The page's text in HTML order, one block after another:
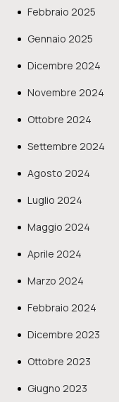
Febbraio 2025
Gennaio 2025
Dicembre 2024
Novembre 2024
Ottobre 2024
Settembre 2024
Agosto 2024
Luglio 2024
Maggio 2024
Aprile 2024
Marzo 2024
Febbraio 2024
Dicembre 2023
Ottobre 2023
Giugno 2023